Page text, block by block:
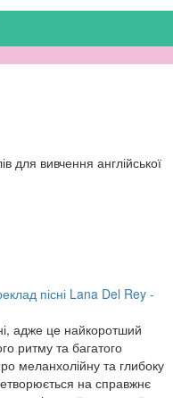
для вивчення англійської
пісні Lana Del Rey -
адже це найкоротший
ритму та багатого
меланхолійну та глибоку
на справжнє